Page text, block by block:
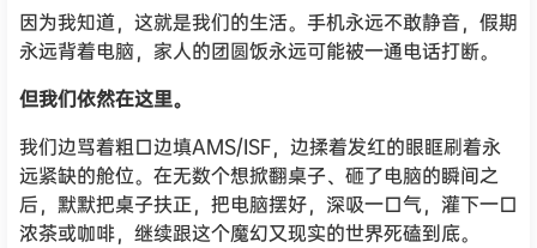
因为我知道，这就是我们的生活。手机永远不敢静音，假期
永远背着电脑，家人的团圆饭永远可能被一通电话打断。
但我们依然在这里。
我们边骂着粗口边填AMS/ISF，边揉着发红的眼眶刷着永
远紧缺的舱位。在无数个想掀翻桌子、砸了电脑的瞬间之
后，默默把桌子扶正，把电脑摆好，深吸一口气，灌下一口
浓茶或咖啡，继续跟这个魔幻又现实的世界死磕到底。